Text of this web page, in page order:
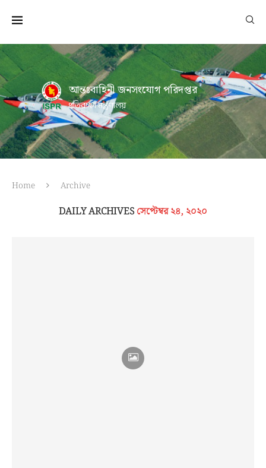
আন্তঃবাহিনী জনসংযোগ পরিদপ্তর
প্রতিরক্ষা মন্ত্রণালয়
Home Archive
DAILY ARCHIVES সেপ্টেম্বর ২৪, ২০২০